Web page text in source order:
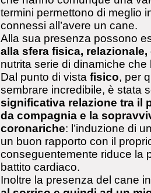
termini permettono di meglio
connessi all’avere un cane.
Alla sua presenza possono
alla sfera fisica,
nutrita serie di dinamiche
Dal punto di vista fisico, per
sembrare incredibile, è stata
significativa relazione tra il
da compagnia e la
coronariche: l’induzione di
un buon rapporto con il
conseguentemente riduce la
battito cardiaco.
Inoltre la presenza del cane